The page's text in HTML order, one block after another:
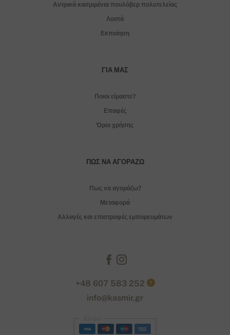
Αντρικά κασμιρένια πουλόβερ πολυτελείας
Λοιπά
Εκποίηση
ΓΙΑ ΜΑΣ
Ποιοι είμαστε?
Επαφές
Όροι χρήσης
ΠΏΣ ΝΑ ΑΓΟΡΆΖΩ
Πως να αγοράζω?
Μεταφορά
Αλλαγές και επιστροφές εμπορευμάτων
+48 607 583 252 ?
info@kasmir.gr